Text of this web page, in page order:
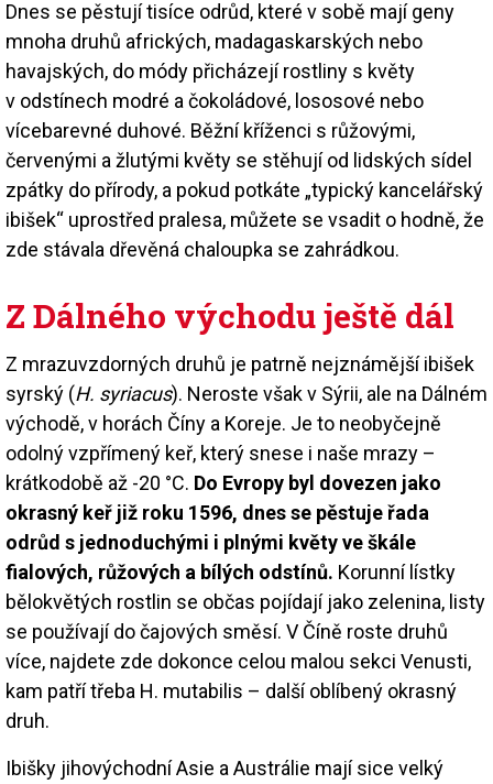
Dnes se pěstují tisíce odrůd, které v sobě mají geny
mnoha druhů afrických, madagaskarských nebo
havajských, do módy přicházejí rostliny s květy
v odstínech modré a čokoládové, lososové nebo
vícebarevné duhové. Běžní kříženci s růžovými,
červenými a žlutými květy se stěhují od lidských sídel
zpátky do přírody, a pokud potkáte „typický kancelářský
ibišek“ uprostřed pralesa, můžete se vsadit o hodně, že
zde stávala dřevěná chaloupka se zahrádkou.
Z Dálného východu ještě dál
Z mrazuvzdorných druhů je patrně nejznámější ibišek
syrský (H. syriacus). Neroste však v Sýrii, ale na Dálném
východě, v horách Číny a Koreje. Je to neobyčejně
odolný vzpřímený keř, který snese i naše mrazy –
krátkodobě až -20 °C. Do Evropy byl dovezen jako
okrasný keř již roku 1596, dnes se pěstuje řada
odrůd s jednoduchými i plnými květy ve škále
fialových, růžových a bílých odstínů. Korunní lístky
bělokvětých rostlin se občas pojídají jako zelenina, listy
se používají do čajových směsí. V Číně roste druhů
více, najdete zde dokonce celou malou sekci Venusti,
kam patří třeba H. mutabilis – další oblíbený okrasný
druh.
Ibišky jihovýchodní Asie a Austrálie mají sice velký